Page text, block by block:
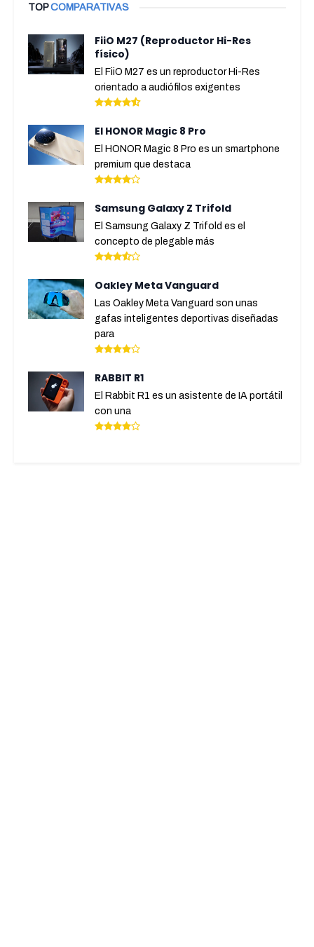
TOPCOMPARATIVAS
FiiO M27 (Reproductor Hi-Res
físico)
El FiiO M27 es un reproductor Hi-Res
orientado a audiófilos exigentes
El HONOR Magic 8 Pro
El HONOR Magic 8 Pro es un smartphone
premium que destaca
Samsung Galaxy Z Trifold
El Samsung Galaxy Z Trifold es el
concepto de plegable más
Oakley Meta Vanguard
Las Oakley Meta Vanguard son unas
gafas inteligentes deportivas diseñadas
para
RABBIT R1
El Rabbit R1 es un asistente de IA portátil
con una